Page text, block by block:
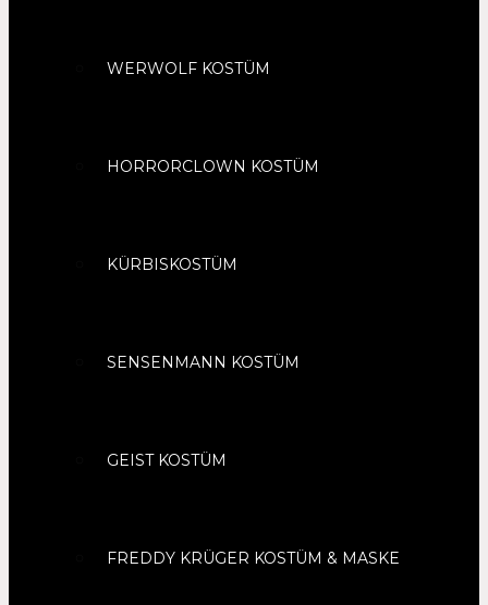
WERWOLF KOSTÜM
HORRORCLOWN KOSTÜM
KÜRBISKOSTÜM
SENSENMANN KOSTÜM
GEIST KOSTÜM
FREDDY KRÜGER KOSTÜM & MASKE